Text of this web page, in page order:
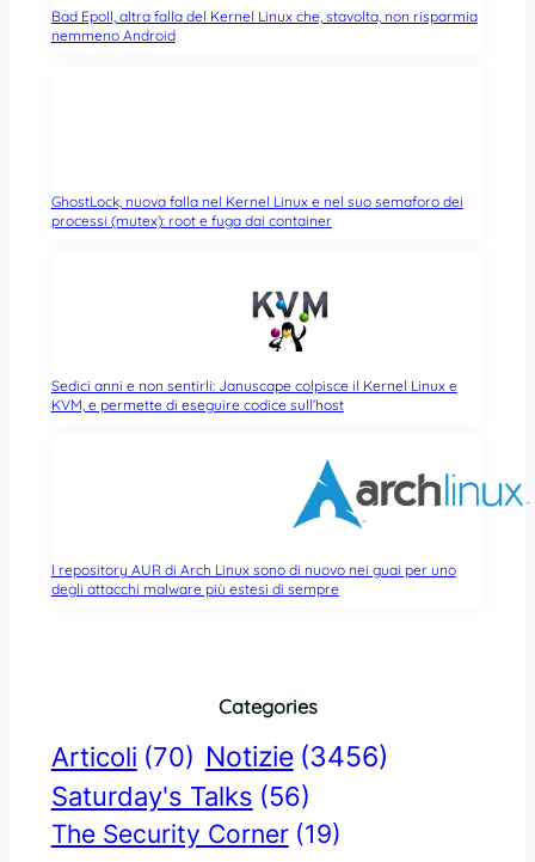
Bad Epoll, altra falla del Kernel Linux che, stavolta, non risparmia
nemmeno Android
GhostLock, nuova falla nel Kernel Linux e nel suo semaforo dei
processi (mutex): root e fuga dai container
Sedici anni e non sentirli: Januscape colpisce il Kernel Linux e
KVM, e permette di eseguire codice sull’host
I repository AUR di Arch Linux sono di nuovo nei guai per uno
degli attacchi malware più estesi di sempre
Categories
Articoli (70) Notizie (3456)
Saturday's Talks (56)
The Security Corner (19)